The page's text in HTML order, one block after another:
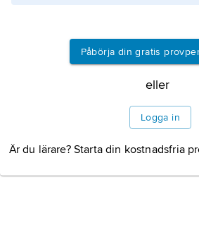
Påbörja din gratis
eller
Logga in
Är du lärare? Starta din kostnadsfria